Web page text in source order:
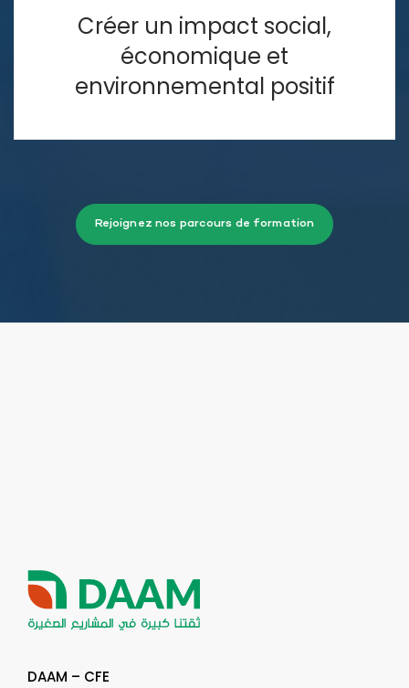
Créer un impact social,
économique et
environnemental positif
Rejoignez nos parcours de formation
DAAM – CFE